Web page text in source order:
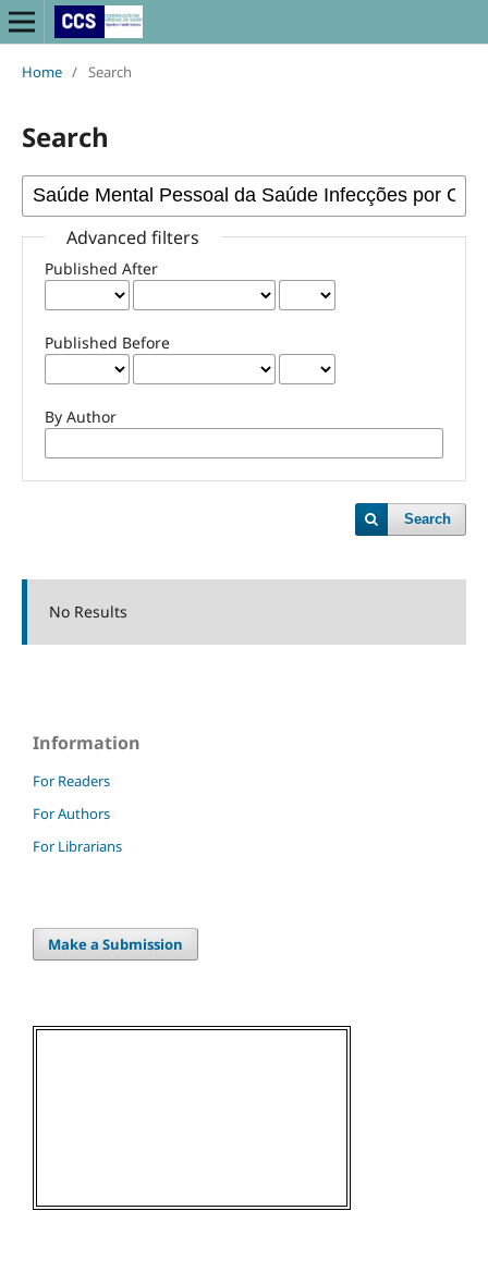
Home / Search
Search
Advanced filters
Published After
Published Before
By Author
Search
No Results
Information
For Readers
For Authors
For Librarians
Make a Submission